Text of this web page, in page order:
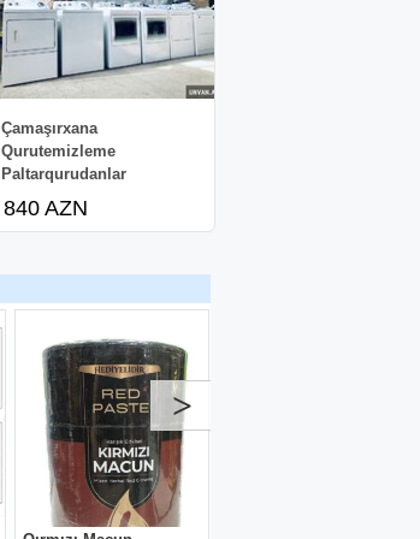
Çamaşırxana
Qurutemizleme
Paltarqurudanlar
840 AZN